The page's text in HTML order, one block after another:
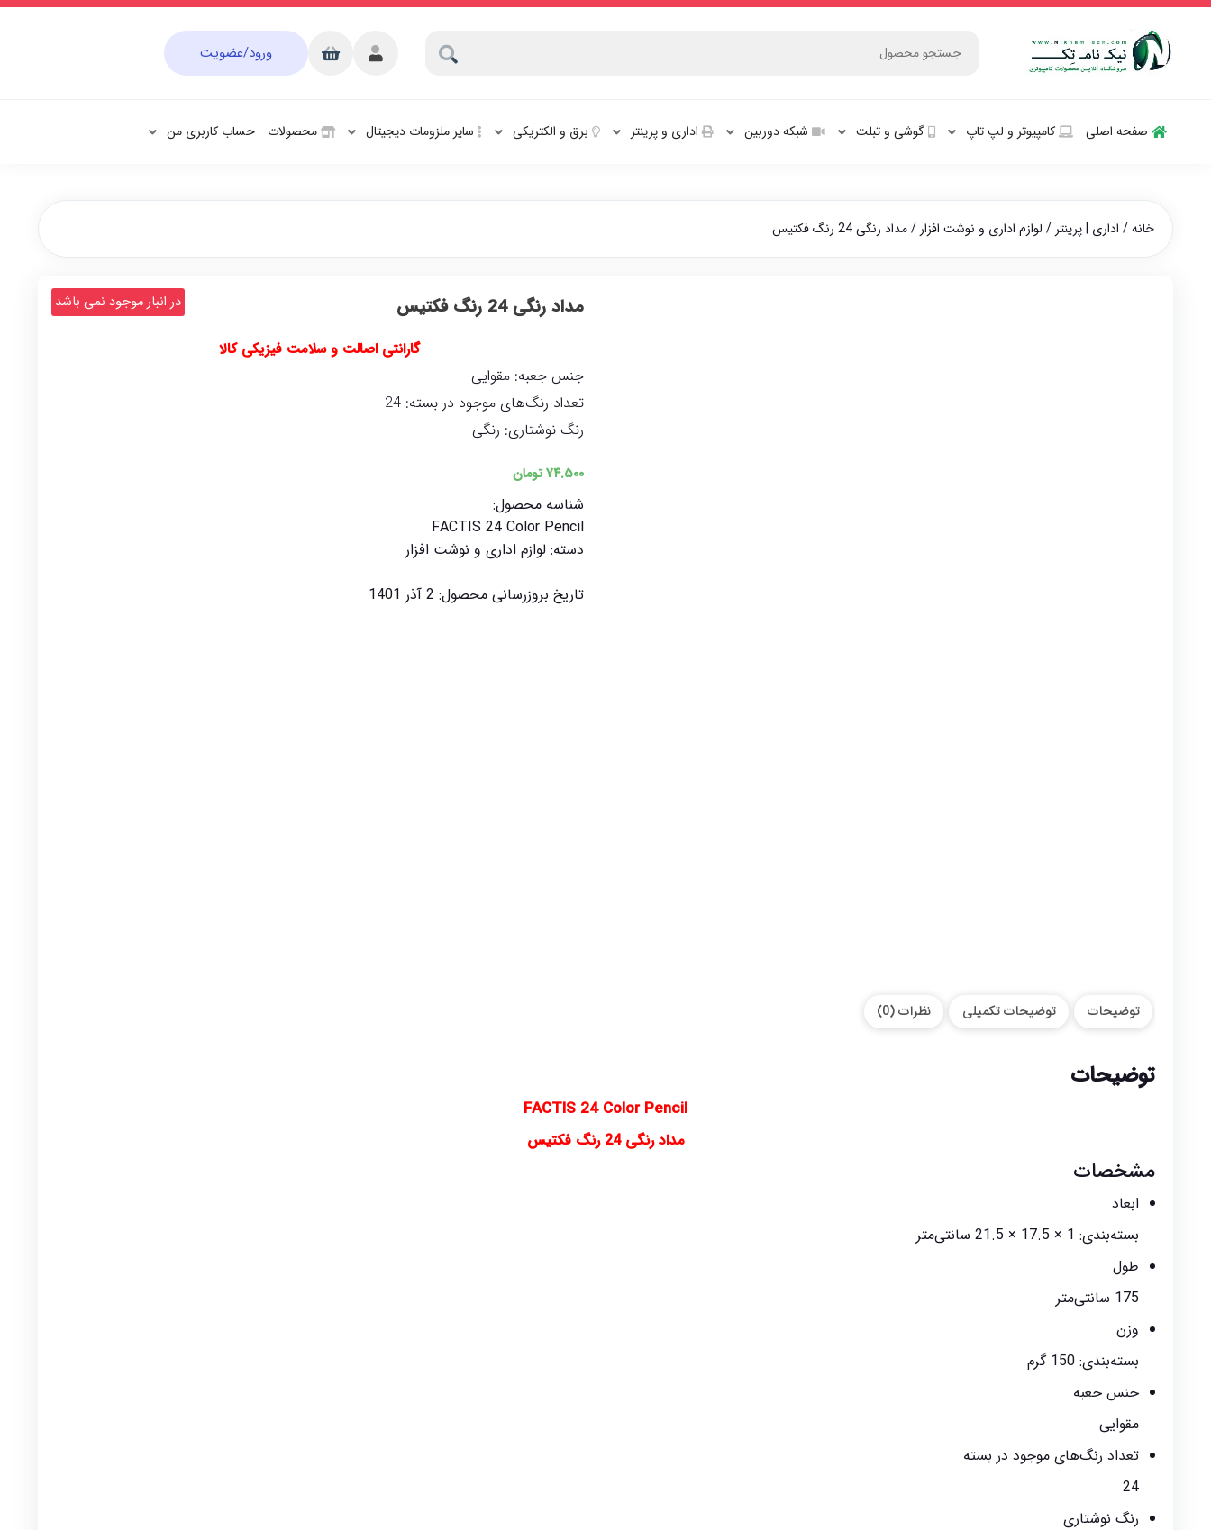
ورود/عضویت
صفحه اصلی کامپیوتر و‌‌‌‌‌ لپ تاپ گوشی و تبلت شبکه دوربین اداری و پرینتر برق و الکتریکی سایر ملزومات دیجیتال محصولات حساب کاربری من
خانه/ اداری | پرینتر / لوازم اداری و نوشت افزار / مداد رنگی 24 رنگ فکتیس
مداد رنگی 24 رنگ فکتیس
گارانتی اصالت و سلامت فیزیکی کالا
جنس جعبه: مقوایی
تعداد رنگ‌های موجود در بسته: 24
رنگ نوشتاری: رنگی
۷۴.۵۰۰ تومان
در انبار موجود نمی باشد
شناسه محصول:
FACTIS 24 Color Pencil
دسته: لوازم اداری و نوشت افزار
تاریخ بروزرسانی محصول: 2 آذر 1401
توضیحات توضیحات تکمیلی نظرات (0)
توضیحات
FACTIS 24 Color Pencil
مداد رنگی 24 رنگ فکتیس
مشخصات
ابعاد
بسته‌بندی: 1 × 17.5 × 21.5 سانتی‌متر
طول
175 سانتی‌متر
وزن
بسته‌بندی: 150 گرم
جنس جعبه
مقوایی
تعداد رنگ‌های موجود در بسته
24
رنگ نوشتاری